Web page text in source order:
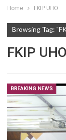
Home FKIP UHO
Browsing Tag:
FKIP UHO
BREAKING NEWS